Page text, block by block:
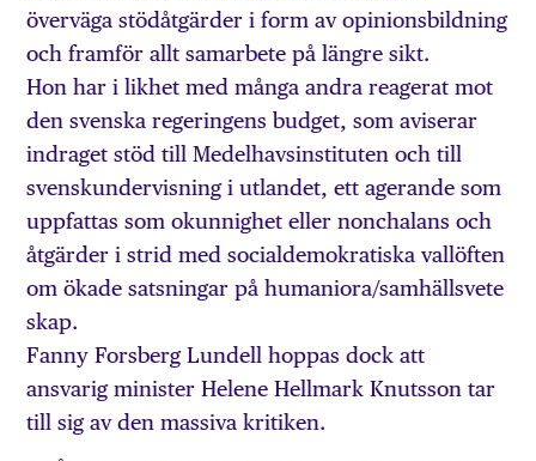
överväga stödåtgärder i form av opinionsbildning
och framför allt samarbete på längre sikt.
Hon har i likhet med många andra reagerat mot
den svenska regeringens budget, som aviserar
indraget stöd till Medelhavsinstituten och till
svenskundervisning i utlandet, ett agerande som
uppfattas som okunnighet eller nonchalans och
åtgärder i strid med socialdemokratiska vallöften
om ökade satsningar på humaniora/samhällsvete
skap.
Fanny Forsberg Lundell hoppas dock att
ansvarig minister Helene Hellmark Knutsson tar
till sig av den massiva kritiken.